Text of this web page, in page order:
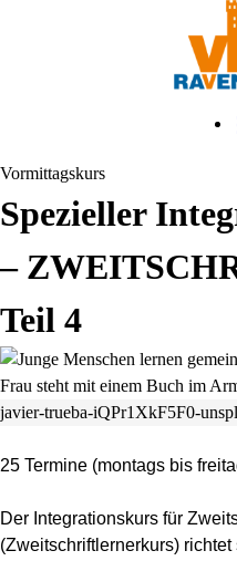
Vormittagskurs
Spezieller
–
Teil 4
javier-trueba-iQPr1XkF5F0-
25 Termine (montags bis
Der Integrationskurs für
(Zweitschriftlernerkurs)